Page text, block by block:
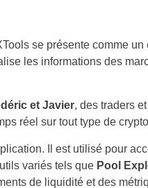
se présente comme
les informations des
et Javier, des traders
réel sur tout type de
Il est utilisé pour
variés tels que Pool
de liquidité et des